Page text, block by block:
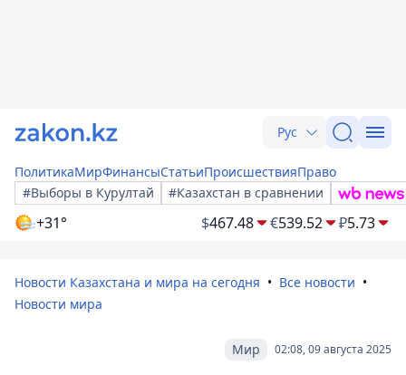
Рус
ПолитикаМирФинансыСтатьиПроисшествияПраво
#Выборы в Курултай
#Казахстан в сравнении
+31° $467.48 €539.52 ₽5.73
Новости Казахстана и мира на сегодня
Все новости
Новости мира
02:08, 09 августа 2025
Мир